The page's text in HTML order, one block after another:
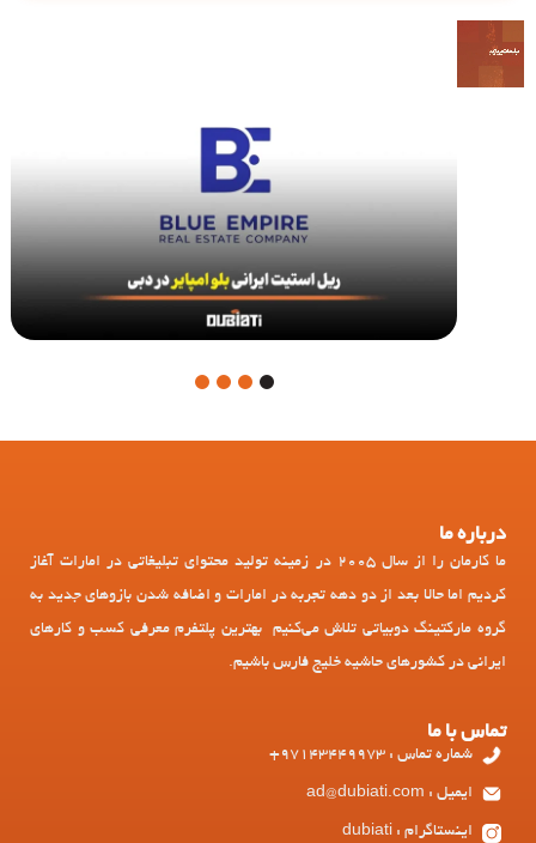
1
درباره ما
ما کارمان را از سال 2005 در زمینه تولید محتوای تبلیغاتی در امارات آغاز
کردیم اما حالا بعد از دو دهه تجربه در امارات و اضافه شدن بازوهای جدید به
گروه مارکتینگ دوبیاتی تلاش می‌کنیم بهترین پلتفرم معرفی کسب و کارهای
ایرانی در کشورهای حاشیه خلیج فارس باشیم.
تماس با ما
شماره تماس : 97143449973+
ایمیل : ad@dubiati.com
اینستاگرام : dubiati